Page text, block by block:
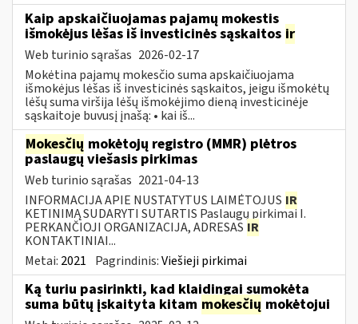
Kaip apskaičiuojamas pajamų mokestis
išmokėjus lėšas iš investicinės sąskaitos ir
Web turinio sąrašas 2026-02-17
Mokėtina pajamų mokesčio suma apskaičiuojama
išmokėjus lėšas iš investicinės sąskaitos, jeigu išmokėtų
lėšų suma viršija lėšų išmokėjimo dieną investicinėje
sąskaitoje buvusį įnašą: • kai iš...
Mokesčių mokėtojų registro (MMR) plėtros
paslaugų viešasis pirkimas
Web turinio sąrašas 2021-04-13
INFORMACIJA APIE NUSTATYTUS LAIMĖTOJUS IR
KETINIMĄ SUDARYTI SUTARTIS Paslaugų pirkimai I.
PERKANČIOJI ORGANIZACIJA, ADRESAS IR
KONTAKTINIAI...
Metai: 2021 Pagrindinis:Viešieji pirkimai
Ką turiu pasirinkti, kad klaidingai sumokėta
suma būtų įskaityta kitam mokesčių mokėtojui